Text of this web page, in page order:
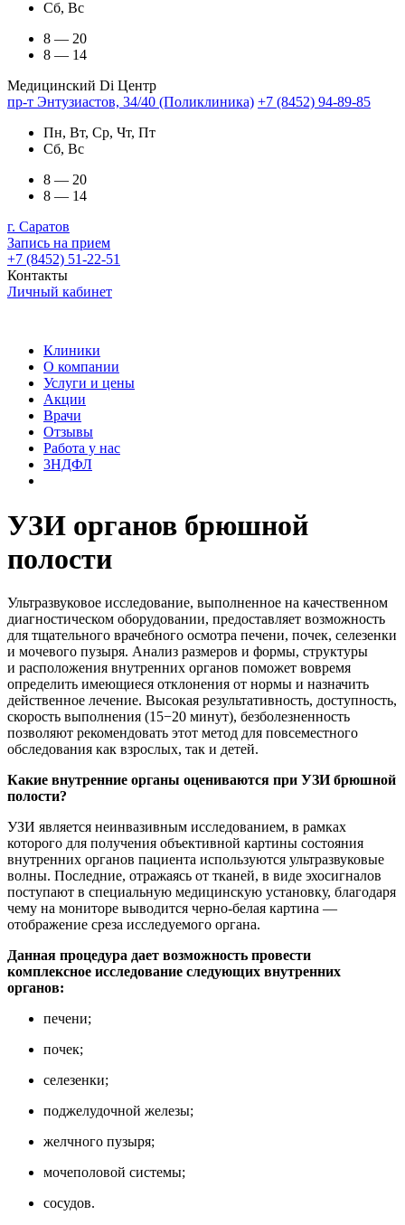
Сб, Вс
8 — 20
8 — 14
Медицинский Di Центр
пр-т Энтузиастов, 34/40 (Поликлиника) +7 (8452) 94-89-85
Пн, Вт, Ср, Чт, Пт
Сб, Вс
8 — 20
8 — 14
г. Саратов
Запись на прием
+7 (8452) 51-22-51
Контакты
Личный кабинет
Клиники
О компании
Услуги и цены
Акции
Врачи
Отзывы
Работа у нас
3НДФЛ
УЗИ органов брюшной
полости
Ультразвуковое исследование, выполненное на качественном
диагностическом оборудовании, предоставляет возможность
для тщательного врачебного осмотра печени, почек, селезенки
и мочевого пузыря. Анализ размеров и формы, структуры
и расположения внутренних органов поможет вовремя
определить имеющиеся отклонения от нормы и назначить
действенное лечение. Высокая результативность, доступность,
скорость выполнения (15−20 минут), безболезненность
позволяют рекомендовать этот метод для повсеместного
обследования как взрослых, так и детей.
Какие внутренние органы оцениваются при УЗИ брюшной
полости?
УЗИ является неинвазивным исследованием, в рамках
которого для получения объективной картины состояния
внутренних органов пациента используются ультразвуковые
волны. Последние, отражаясь от тканей, в виде эхосигналов
поступают в специальную медицинскую установку, благодаря
чему на мониторе выводится черно-белая картина —
отображение среза исследуемого органа.
Данная процедура дает возможность провести
комплексное исследование следующих внутренних
органов:
печени;
почек;
селезенки;
поджелудочной железы;
желчного пузыря;
мочеполовой системы;
сосудов.